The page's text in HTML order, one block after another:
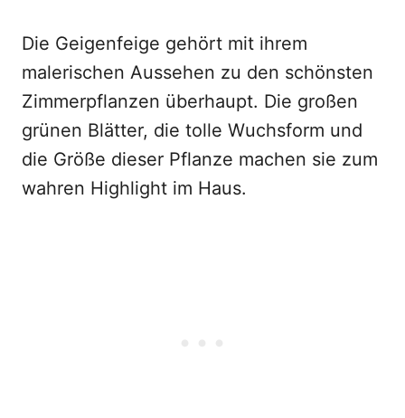
Die Geigenfeige gehört mit ihrem
malerischen Aussehen zu den schönsten
Zimmerpflanzen überhaupt. Die großen
grünen Blätter, die tolle Wuchsform und
die Größe dieser Pflanze machen sie zum
wahren Highlight im Haus.